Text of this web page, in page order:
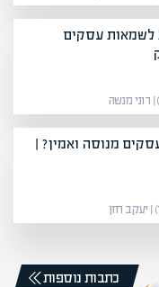
לשמאות עסקים
מנוסה ואמין? |
כתבות נוספות